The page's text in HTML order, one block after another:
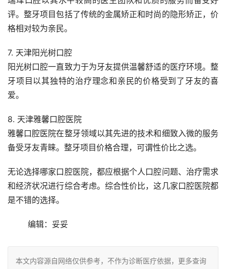
评。整牙项目包括了传统的金属矫正和时尚的隐形矫正，价
格相对较为亲民。
7. 天津阳光树口腔
阳光树口腔一直致力于为牙友提供温馨舒适的医疗环境。整
牙项目以其独特的治疗理念和亲民的价格受到了牙友的喜
爱。
8. 天津雅馨口腔医院
雅馨口腔医院在整牙领域以其先进的技术和细致入微的服务
备受牙友青睐。整牙项目价格合理，可谓性价比之选。
无论选择哪家口腔医院，都应根据个人口腔问题、治疗需求
和经济状况进行综合考虑。综合性价比，这几家口腔医院都
是不错的选择。
	编辑：妥妥
本文内容源自网络仅供参考，不作为诊断医疗依据，更多查询